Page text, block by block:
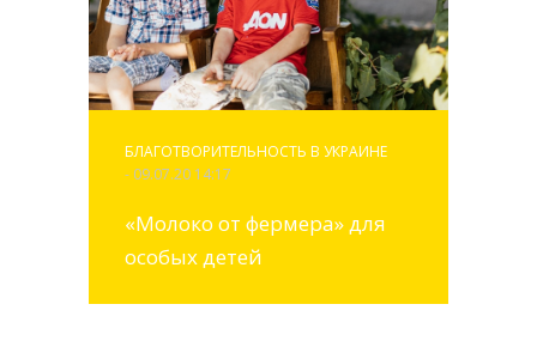
БЛАГОТВОРИТЕЛЬНОСТЬ В УКРАИНЕ
- 09.07.20 14:17
«Молоко от фермера» для
особых детей